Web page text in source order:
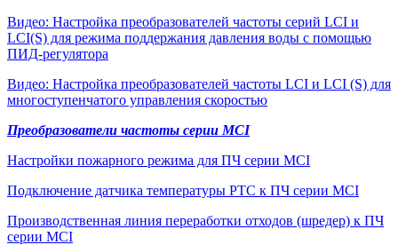
Видео: Настройка преобразователей частоты серий LCI и
LCI(S) для режима поддержания давления воды с помощью
ПИД-регулятора
Видео: Настройка преобразователей частоты LCI и LCI (S) для
многоступенчатого управления скоростью
Преобразователи частоты серии MCI
Настройки пожарного режима для ПЧ серии MCI
Подключение датчика температуры РТС к ПЧ серии MCI
Производственная линия переработки отходов (шредер) к ПЧ
серии MCI